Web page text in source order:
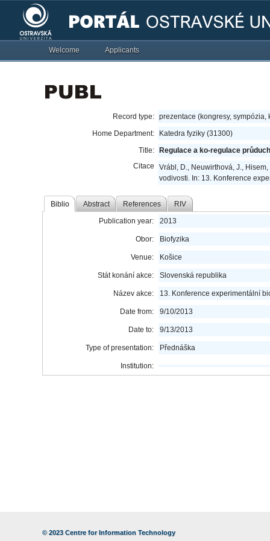
Welcome Applicants
Record type: prezentace (kongresy, sympózia,
Home Department:
Katedra fyziky (31300)
Title:
Regulace a ko-regulace
Citace
Vrábl, D., Neuwirthová, J.,
vodivosti. In: 13. Konference
Biblio Abstract References RIV
Publication year: 2013
Obor: Biofyzika
Venue: Košice
Stát konání akce: Slovenská republika
Název akce: 13. Konference experimentální
Date from: 9/10/2013
Date to: 9/13/2013
Type of presentation: Přednáška
Institution:
© 2023 Centre for Information Technology